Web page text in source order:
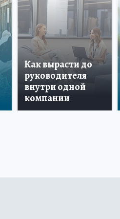
Как вырасти до
руководителя
внутри одной
компании